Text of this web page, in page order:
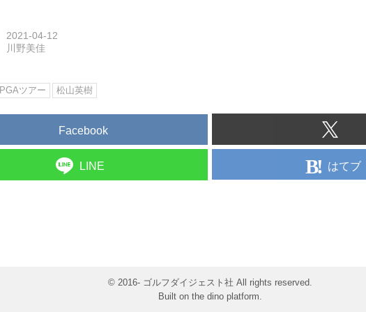
2021-04-12
川野美佳
PGAツアー 松山英樹
Facebook
LINE はてブ
© 2016- ゴルフダイジェスト社 All rights reserved.
Built on the dino platform